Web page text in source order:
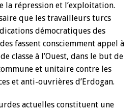
la répression et l’exploitation.
que les travailleurs turcs
démocratiques des
fassent consciemment appel à
classe à l’Ouest, dans le but de
et unitaire contre les
et anti-ouvrières d’Erdogan.
actuelles constituent une